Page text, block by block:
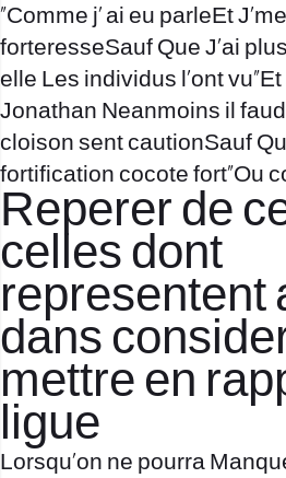
“Comme j’ ai eu parleEt
forteresseSauf Que J’ai
elle Les individus l’ont
Jonathan Neanmoins il
cloison sent cautionSauf
fortification cocote fort”Ou
Reperer de
celles dont
representent
dans
mettre en
ligue
Lorsqu’on ne pourra